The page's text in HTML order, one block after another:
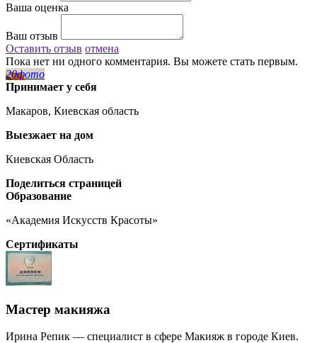
Ваша оценка
Ваш отзыв
Оставить отзыв отмена
Пока нет ни одного комментария. Вы можете стать первым.
20фото
Принимает у себя
Макаров, Киевская область
Выезжает на дом
Киевская Область
Поделиться страницей
Образование
«Академия Искусств Красоты»
Сертификаты
Мастер макияжа
Ирина Репик — специалист в сфере Макияж в городе Киев.